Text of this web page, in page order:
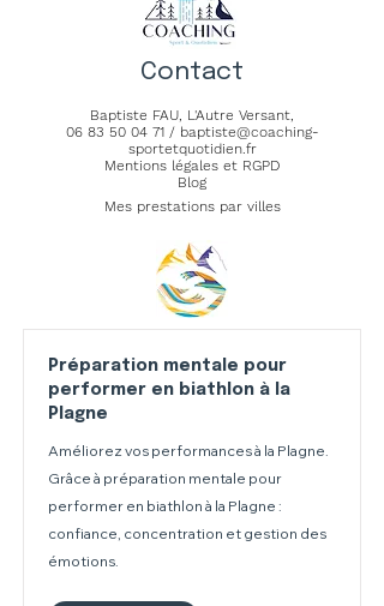
Contact
Baptiste FAU, L'Autre Versant,
06 83 50 04 71/ baptiste@coaching-
sportetquotidien.fr
Mentions légales et RGPD
Blog
Mes prestations par villes
Préparation mentale pour
performer en biathlon à la
Plagne
Améliorez vos performances à la Plagne.
Grâce à préparation mentale pour
performer en biathlon à la Plagne :
confiance, concentration et gestion des
émotions.